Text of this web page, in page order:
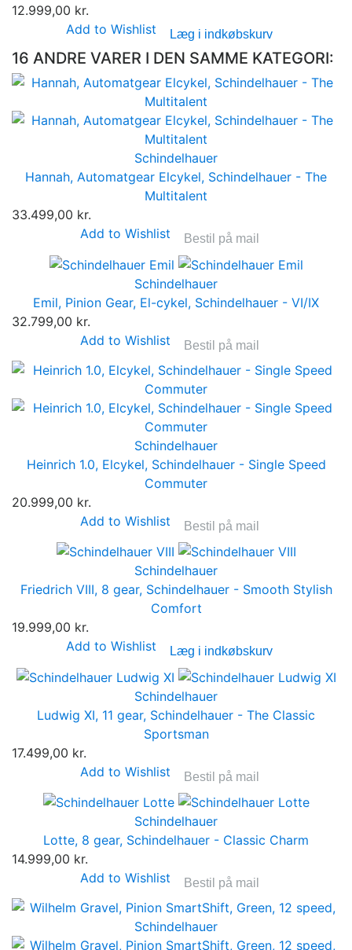
12.999,00 kr.
Add to Wishlist
Læg i indkøbskurv
16 ANDRE VARER I DEN SAMME KATEGORI:
Schindelhauer
Hannah, Automatgear Elcykel, Schindelhauer - The
Multitalent
33.499,00 kr.
Add to Wishlist
Bestil på mail
Schindelhauer
Emil, Pinion Gear, El-cykel, Schindelhauer - VI/IX
32.799,00 kr.
Add to Wishlist
Bestil på mail
Schindelhauer
Heinrich 1.0, Elcykel, Schindelhauer - Single Speed
Commuter
20.999,00 kr.
Add to Wishlist
Bestil på mail
Schindelhauer
Friedrich VIII, 8 gear, Schindelhauer - Smooth Stylish
Comfort
19.999,00 kr.
Add to Wishlist
Læg i indkøbskurv
Schindelhauer
Ludwig XI, 11 gear, Schindelhauer - The Classic
Sportsman
17.499,00 kr.
Add to Wishlist
Bestil på mail
Schindelhauer
Lotte, 8 gear, Schindelhauer - Classic Charm
14.999,00 kr.
Add to Wishlist
Bestil på mail